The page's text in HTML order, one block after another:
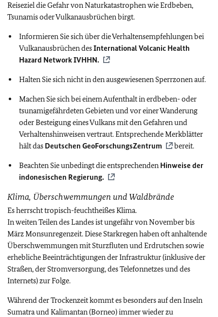
Reiseziel die Gefahr von Naturkatastrophen wie Erdbeben,
Tsunamis oder Vulkanausbrüchen birgt.
Informieren Sie sich über die Verhaltensempfehlungen bei
Vulkanausbrüchen desInternational Volcanic Health
Hazard Network IVHHN.
Halten Sie sich nicht in den ausgewiesenen Sperrzonen auf.
Machen Sie sich bei einem Aufenthalt in erdbeben- oder
tsunamigefährdeten Gebieten und vor einer Wanderung
oder Besteigung eines Vulkans mit den Gefahren und
Verhaltenshinweisen vertraut. Entsprechende Merkblätter
hält das Deutschen GeoForschungsZentrum bereit.
Beachten Sie unbedingt die entsprechenden Hinweise der
indonesischen Regierung.
Klima, Überschwemmungen und Waldbrände
Es herrscht tropisch-feuchtheißes Klima.
In weiten Teilen des Landes ist ungefähr von November bis
März Monsunregenzeit. Diese Starkregen haben oft anhaltende
Überschwemmungen mit Sturzfluten und Erdrutschen sowie
erhebliche Beeinträchtigungen der Infrastruktur (inklusive der
Straßen, der Stromversorgung, des Telefonnetzes und des
Internets) zur Folge.
Während der Trockenzeit kommt es besonders auf den Inseln
Sumatra und Kalimantan (Borneo) immer wieder zu